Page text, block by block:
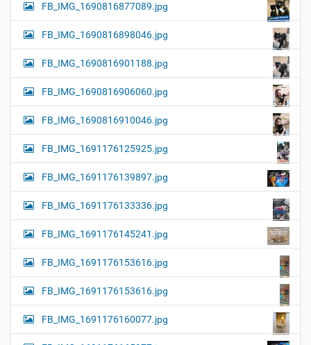
FB_IMG_1690816877089.jpg
FB_IMG_1690816898046.jpg
FB_IMG_1690816901188.jpg
FB_IMG_1690816906060.jpg
FB_IMG_1690816910046.jpg
FB_IMG_1691176125925.jpg
FB_IMG_1691176139897.jpg
FB_IMG_1691176133336.jpg
FB_IMG_1691176145241.jpg
FB_IMG_1691176153616.jpg
FB_IMG_1691176153616.jpg
FB_IMG_1691176160077.jpg